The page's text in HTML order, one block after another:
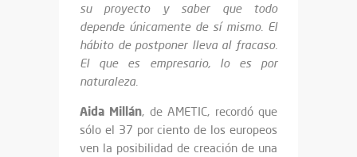
su proyecto y saber que todo
depende únicamente de sí mismo. El
hábito de postponer lleva al fracaso.
El que es empresario, lo es por
naturaleza.
Aida Millán, de AMETIC, recordó que
sólo el 37 por ciento de los europeos
ven la posibilidad de creación de una